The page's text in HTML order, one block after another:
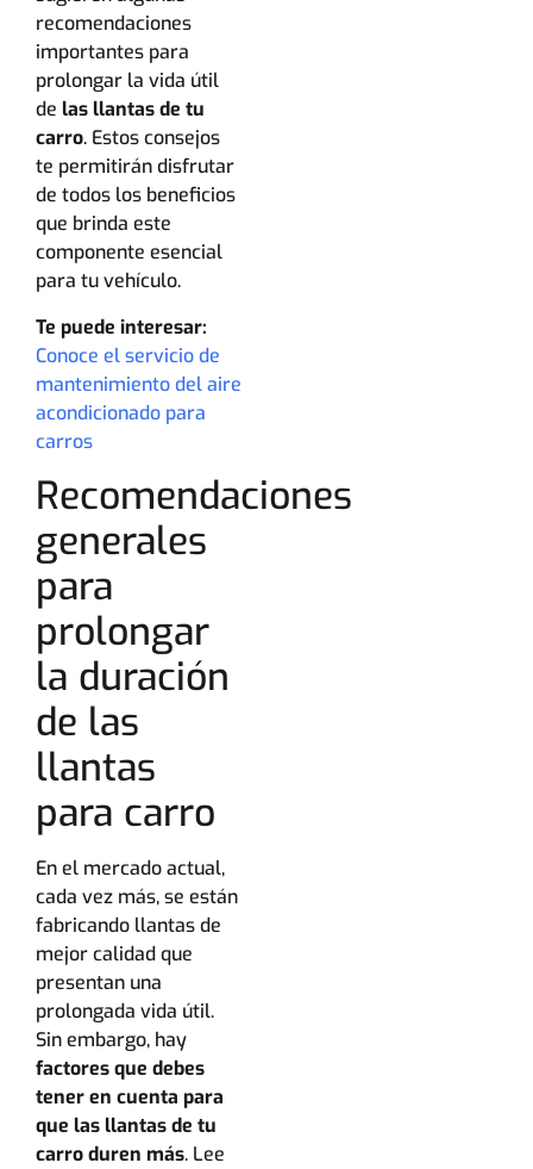
recomendaciones
importantes para
prolongar la vida útil
de las llantas de tu
carro. Estos consejos
te permitirán disfrutar
de todos los beneficios
que brinda este
componente esencial
para tu vehículo.
Te puede interesar:
Conoce el servicio de
mantenimiento del aire
acondicionado para
carros
Recomendaciones
generales
para
prolongar
la duración
de las
llantas
para carro
En el mercado actual,
cada vez más, se están
fabricando llantas de
mejor calidad que
presentan una
prolongada vida útil.
Sin embargo, hay
factores que debes
tener en cuenta para
que las llantas de tu
carro duren más. Lee